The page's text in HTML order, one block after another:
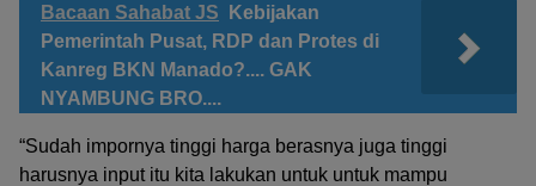
Bacaan Sahabat JS
Kebijakan
Pemerintah Pusat, RDP dan Protes di
Kanreg BKN Manado?.... GAK
NYAMBUNG BRO....
“Sudah impornya tinggi harga berasnya juga tinggi
harusnya input itu kita lakukan untuk untuk mampu